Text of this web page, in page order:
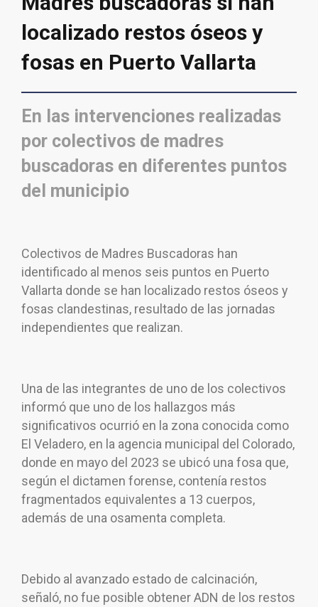
localizado restos óseos y
fosas en Puerto Vallarta
En las intervenciones realizadas
por colectivos de madres
buscadoras en diferentes puntos
del municipio
Colectivos de Madres Buscadoras han
identificado al menos seis puntos en Puerto
Vallarta donde se han localizado restos óseos y
fosas clandestinas, resultado de las jornadas
independientes que realizan.
Una de las integrantes de uno de los colectivos
informó que uno de los hallazgos más
significativos ocurrió en la zona conocida como
El Veladero, en la agencia municipal del Colorado,
donde en mayo del 2023 se ubicó una fosa que,
según el dictamen forense, contenía restos
fragmentados equivalentes a 13 cuerpos,
además de una osamenta completa.
Debido al avanzado estado de calcinación,
señaló, no fue posible obtener ADN de los restos